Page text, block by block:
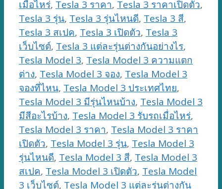
เมื่อไหร่, Tesla 3 ราคา, Tesla 3 ราคาเปิดตัว,
Tesla 3 รุ่น, Tesla 3 รุ่นไหนดี, Tesla 3 สี,
Tesla 3 สเปค, Tesla 3 เปิดตัว, Tesla 3
เว็บไซต์, Tesla 3 แต่ละรุ่นต่างกันอย่างไร,
Tesla Model 3, Tesla Model 3 ความแตก
ต่าง, Tesla Model 3 จอง, Tesla Model 3
จองที่ไหน, Tesla Model 3 ประเทศไทย,
Tesla Model 3 มีรุ่นไหนบ้าง, Tesla Model 3
มีสีอะไรบ้าง, Tesla Model 3 รับรถเมื่อไหร่,
Tesla Model 3 ราคา, Tesla Model 3 ราคา
เปิดตัว, Tesla Model 3 รุ่น, Tesla Model 3
รุ่นไหนดี, Tesla Model 3 สี, Tesla Model 3
สเปค, Tesla Model 3 เปิดตัว, Tesla Model
3 เว็บไซต์, Tesla Model 3 แต่ละรุ่นต่างกัน